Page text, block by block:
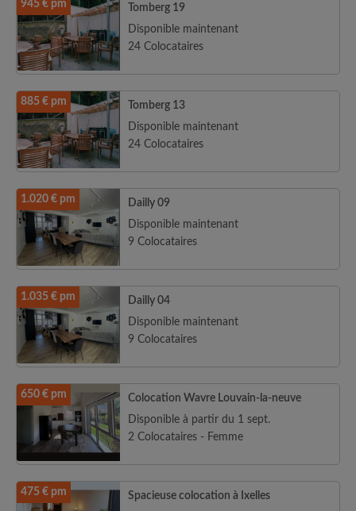
945 € pm
Tomberg 19
Disponible maintenant
24 Colocataires
885 € pm
Tomberg 13
Disponible maintenant
24 Colocataires
1.020 € pm
Dailly 09
Disponible maintenant
9 Colocataires
1.035 € pm
Dailly 04
Disponible maintenant
9 Colocataires
650 € pm
Colocation Wavre Louvain-la-neuve
Disponible à partir du 1 sept.
2 Colocataires - Femme
475 € pm
Spacieuse colocation à Ixelles